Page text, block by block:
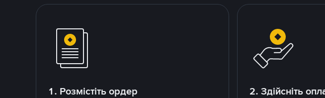
1. Розмістіть ордер 2. Здійсніть